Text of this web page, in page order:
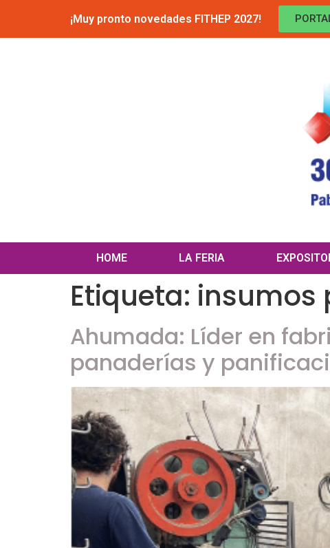
¡Muy pronto novedades FITHEP 2027!
HOME LA FERIA
Etiqueta: insumos
Ahumada: Líder en
panaderías y